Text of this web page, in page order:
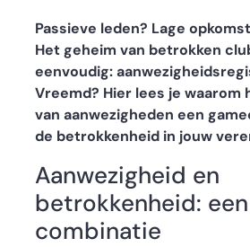
Passieve leden? Lage
Het geheim van betrokken
eenvoudig:
Vreemd? Hier lees je waarom
van aanwezigheden een
de betrokkenheid in jouw
Aanwezigheid en
betrokkenheid:
combinatie